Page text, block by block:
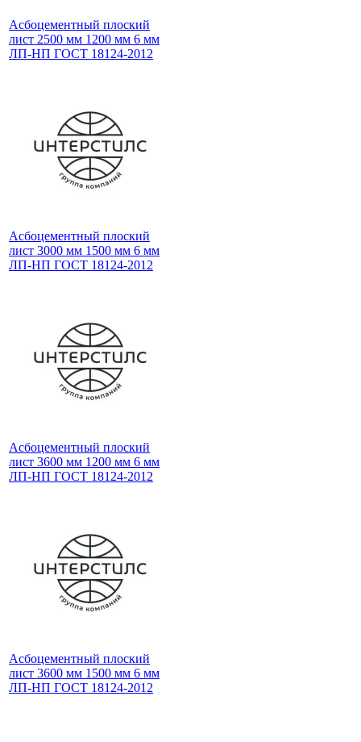
Асбоцементный плоский
лист 2500 мм 1200 мм 6 мм
ЛП-НП ГОСТ 18124-2012
Асбоцементный плоский
лист 3000 мм 1500 мм 6 мм
ЛП-НП ГОСТ 18124-2012
Асбоцементный плоский
лист 3600 мм 1200 мм 6 мм
ЛП-НП ГОСТ 18124-2012
Асбоцементный плоский
лист 3600 мм 1500 мм 6 мм
ЛП-НП ГОСТ 18124-2012